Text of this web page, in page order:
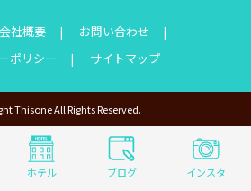
ホテル ブログ インスタ
会社概要
お問い合わせ
ポリシー
サイトマップ
Thisone All Rights Reserved.